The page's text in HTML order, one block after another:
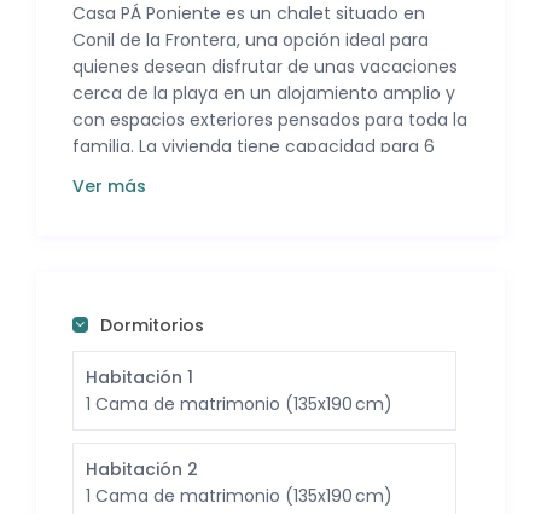
Casa PÁ Poniente es un chalet situado en
Conil de la Frontera, una opción ideal para
quienes desean disfrutar de unas vacaciones
cerca de la playa en un alojamiento amplio y
con espacios exteriores pensados para toda la
familia. La vivienda tiene capacidad para 6
personas y se encuentra a solo 1 km de la
playa.
con un baño completo y una cocina
totalmente equipada con horno, microondas,
vitrocerámica, frigorífico, lavadora, cafetera y
el menaje necesario para la estancia.
Además, ofrece conexión wifi y televisión para
mayor comodidad.
La zona exterior es uno de los principales
Ver más
Dormitorios
Habitación 1
1 Cama de matrimonio (135x190 cm)
Habitación 2
1 Cama de matrimonio (135x190 cm)